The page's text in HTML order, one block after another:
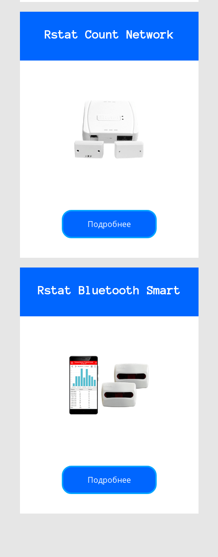
Rstat Count Network
Подробнее
Rstat Bluetooth Smart
Подробнее